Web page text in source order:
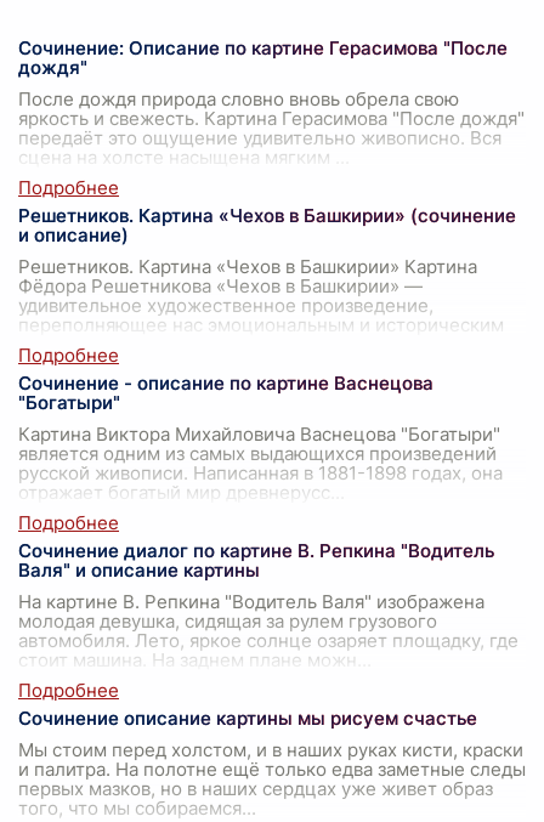
Сочинение: Описание по картине Герасимова "После
дождя"
После дождя природа словно вновь обрела свою
яркость и свежесть. Картина Герасимова "После дождя"
передаёт это ощущение удивительно живописно. Вся
сцена на холсте насыщена мягким
Решетников. Картина «Чехов в Башкирии» (сочинение
и описание)
Решетников. Картина «Чехов в Башкирии» Картина
Фёдора Решетникова «Чехов в Башкирии» —
удивительное художественное произведение,
переполняющее нас эмоциональным и историческим
сод
Сочинение - описание по картине Васнецова
"Богатыри"
Картина Виктора Михайловича Васнецова "Богатыри"
является одним из самых выдающихся произведений
русской живописи. Написанная в 1881-1898 годах, она
отражает богатый мир древнерусс
Сочинение диалог по картине В. Репкина "Водитель
Валя" и описание картины
На картине В. Репкина "Водитель Валя" изображена
молодая девушка, сидящая за рулем грузового
автомобиля. Лето, яркое солнце озаряет площадку, где
стоит машина. На заднем плане можн
Сочинение описание картины мы рисуем счастье
Мы стоим перед холстом, и в наших руках кисти, краски
и палитра. На полотне ещё только едва заметные следы
первых мазков, но в наших сердцах уже живет образ
того, что мы собираемся...